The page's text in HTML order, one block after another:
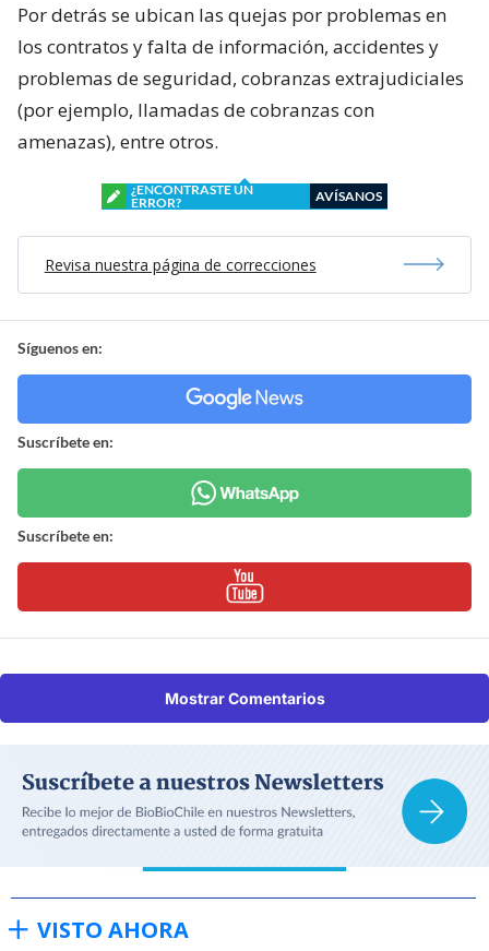
Por detrás se ubican las quejas por problemas en
los contratos y falta de información, accidentes y
problemas de seguridad, cobranzas extrajudiciales
(por ejemplo, llamadas de cobranzas con
amenazas), entre otros.
¿ENCONTRASTE UN
ERROR?
AVÍSANOS
Revisa nuestra página de correcciones
Síguenos en:
Suscríbete en:
Suscríbete en:
Mostrar Comentarios
VISTO AHORA